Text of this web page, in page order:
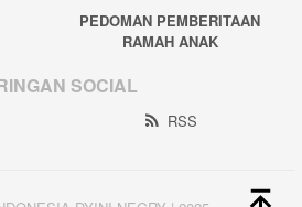
PEDOMAN PEMBERITAAN
RAMAH ANAK
SOCIAL
RSS